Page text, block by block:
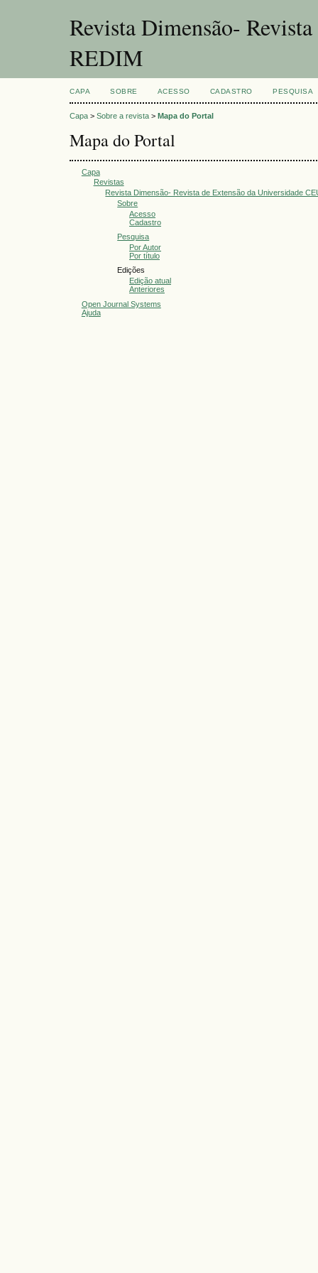
Revista Dimensão-
REDIM
CAPA SOBRE ACESSO CADASTRO PESQUISA
Capa > Sobre a revista > Mapa do Portal
Mapa do Portal
Capa
Revistas
Revista Dimensão- Revista de Extensão da Universidade
Sobre
Acesso
Cadastro
Pesquisa
Por Autor
Por título
Edições
Edição atual
Anteriores
Open Journal Systems
Ajuda